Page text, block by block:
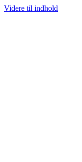
Videre til indhold